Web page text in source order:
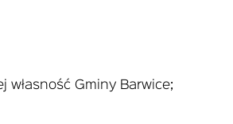
Gminy Barwice;